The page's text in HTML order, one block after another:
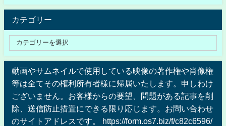
カテゴリー
動画やサムネイルで使用している映像の著作権や肖像権
等は全てその権利所有者様に帰属いたします。申しわけ
ございません。お客様からの要望、問題がある記事を削
除、送信防止措置にできる限り応じます。お問い合わせ
のサイトアドレスです。 https://form.os7.biz/f/c82c6596/